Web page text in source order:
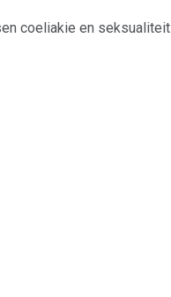
coeliakie en seksualiteit